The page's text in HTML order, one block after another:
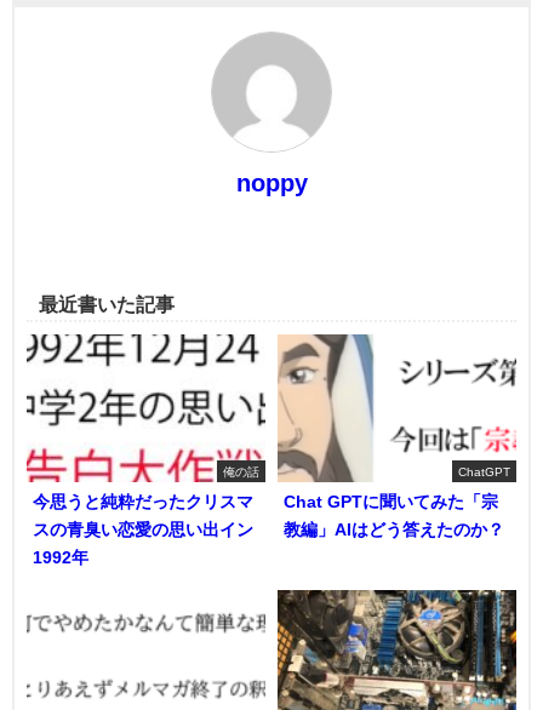
noppy
最近書いた記事
俺の話
今思うと純粋だったクリスマ
スの青臭い恋愛の思い出イン
1992年
ChatGPT
Chat GPTに聞いてみた「宗
教編」AIはどう答えたのか？